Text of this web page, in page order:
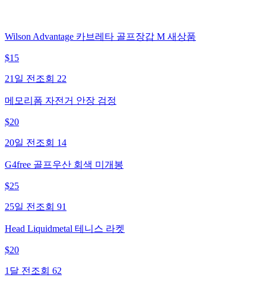
Wilson Advantage 카브레타 골프장갑 M 새상품
$15
21일 전 조회 22
메모리폼 자전거 안장 검정
$20
20일 전 조회 14
G4free 골프우산 회색 미개봉
$25
25일 전 조회 91
Head Liquidmetal 테니스 라켓
$20
1달 전 조회 62